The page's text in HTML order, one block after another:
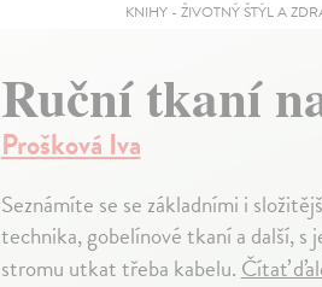
KNIHY -ŽIVOTNÝ ŠTÝL A
Ruční tkaní
Prošková Iva
Seznámíte se se základními i
technika, gobelínové tkaní a další,
stromu utkat třeba kabelu.Čítať